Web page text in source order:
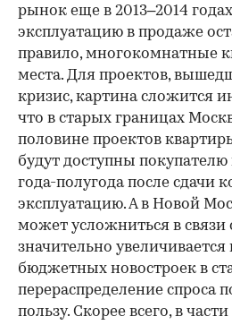
рынок еще в 2013–2014
эксплуатацию в продаже
правило, многокомнатные
места. Для проектов,
кризис, картина сложится
что в старых границах
половине проектов
будут доступны
года-полугода после сдачи
эксплуатацию. А в Новой
может усложниться в связи
значительно
бюджетных новостроек в
перераспределение спроса
пользу. Скорее всего, в